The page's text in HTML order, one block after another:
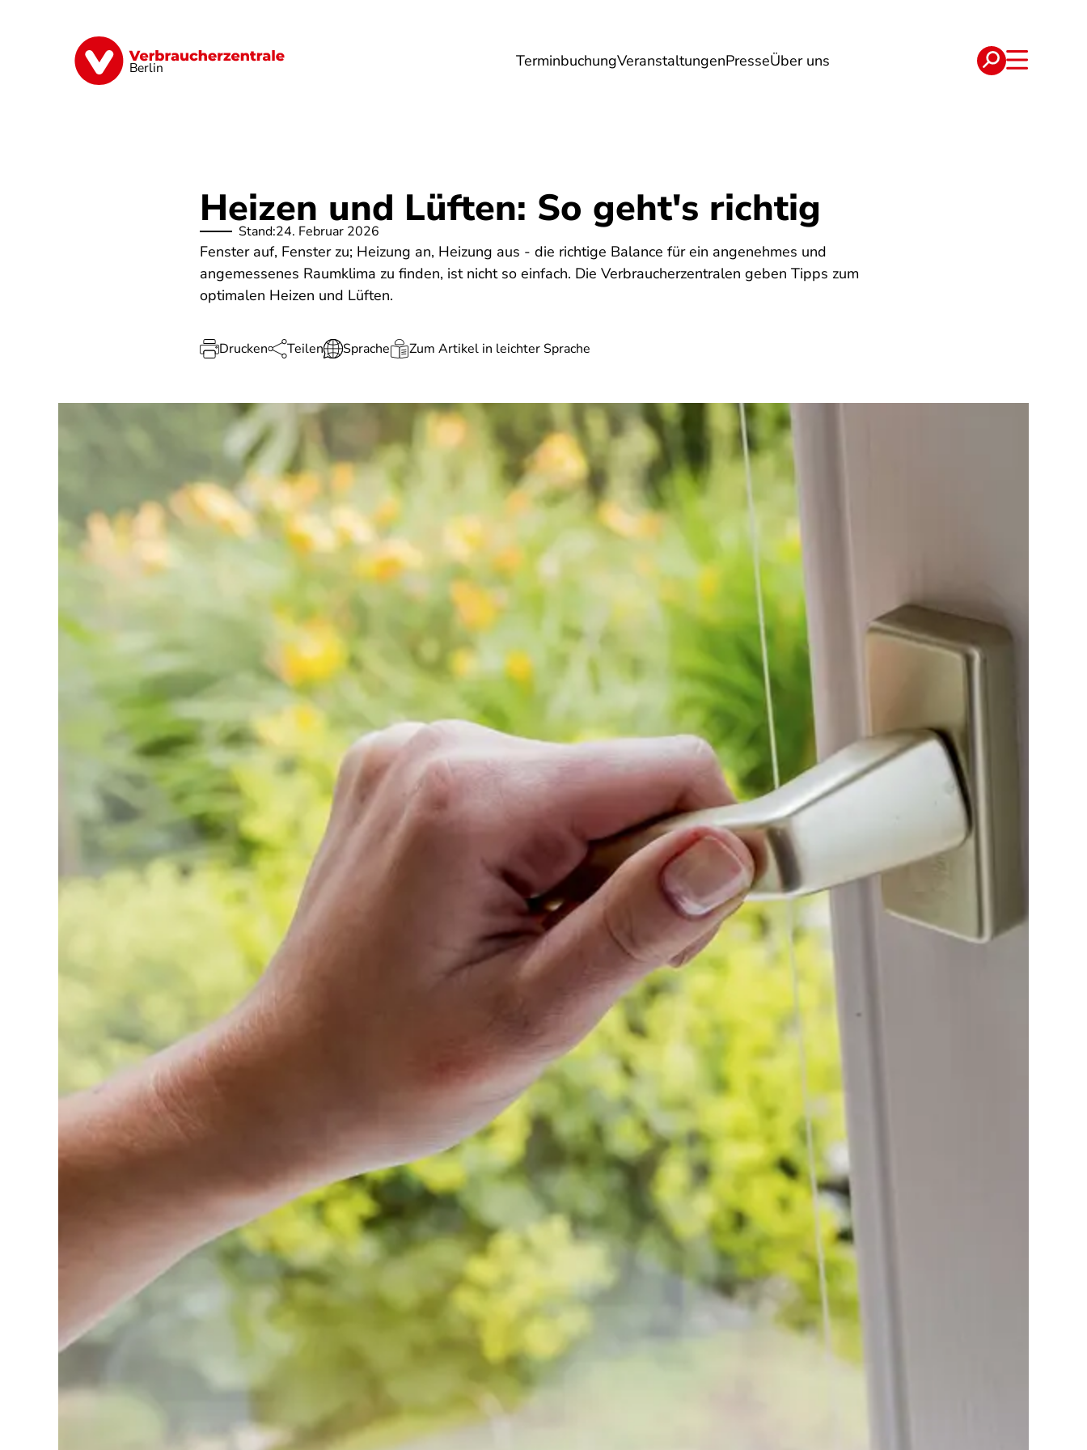
Berlin TerminbuchungVeranstaltungenPresseÜber uns
Finanzen Digitales Lebensmittel Gesundheit Energie Reise Verträge
Heizen und Lüften: So geht's richtig
Stand:24. Februar 2026
Fenster auf, Fenster zu; Heizung an, Heizung aus - die richtige Balance für ein angenehmes und
angemessenes Raumklima zu finden, ist nicht so einfach. Die Verbraucherzentralen geben Tipps zum
optimalen Heizen und Lüften.
Drucken Teilen Sprache Zum Artikel in leichter Sprache